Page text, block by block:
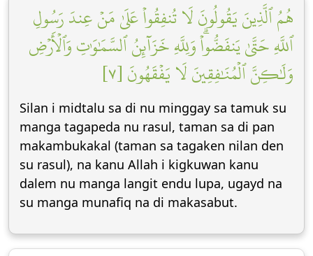
هُمُ ٱلَّذِينَ يَقُولُونَ لَا تُنفِقُواْ عَلَىٰ مَنۡ عِندَ رَسُولِ
ٱللَّهِ حَتَّىٰ يَنفَضُّواْۗ وَلِلَّهِ خَزَآئِنُ ٱلسَّمَٰوَٰتِ وَٱلۡأَرۡضِ
وَلَٰكِنَّ ٱلۡمُنَٰفِقِينَ لَا يَفۡقَهُونَ [٧]
Silan i midtalu sa di nu minggay sa tamuk su
manga tagapeda nu rasul, taman sa di pan
makambukakal (taman sa tagaken nilan den
su rasul), na kanu Allah i kigkuwan kanu
dalem nu manga langit endu lupa, ugayd na
su manga munafiq na di makasabut.